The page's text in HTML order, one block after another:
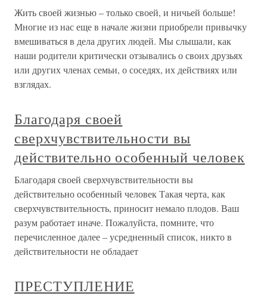
Жить своей жизнью – только своей, и ничьей больше!
Многие из нас еще в начале жизни приобрели привычку
вмешиваться в дела других людей. Мы слышали, как
наши родители критически отзывались о своих друзьях
или других членах семьи, о соседях, их действиях или
взглядах.
Благодаря своей
сверхчувствительности вы
действительно особенный человек
Благодаря своей сверхчувствительности вы
действительно особенный человек Такая черта, как
сверхчувствительность, приносит немало плодов. Ваш
разум работает иначе. Пожалуйста, помните, что
перечисленное далее – усредненный список, никто в
действительности не обладает
ПРЕСТУПЛЕНИЕ